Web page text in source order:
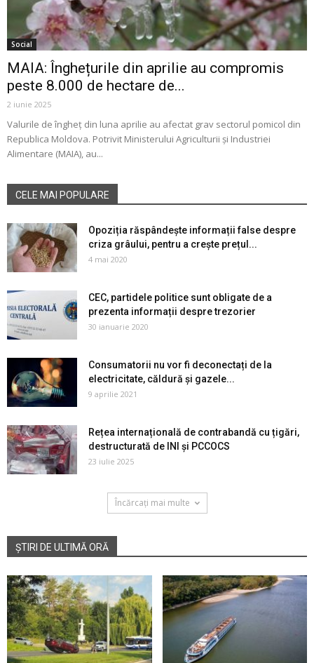
Social
MAIA: Înghețurile din aprilie au compromis
peste 8.000 de hectare de...
2 iunie 2025
Valurile de îngheț din luna aprilie au afectat grav sectorul pomicol din
Republica Moldova. Potrivit Ministerului Agriculturii și Industriei
Alimentare (MAIA), au...
CELE MAI POPULARE
Opoziția răspândește informații false despre
criza grâului, pentru a crește prețul...
4 mai 2020
CEC, partidele politice sunt obligate de a
prezenta informații despre trezorier
30 ianuarie 2020
Consumatorii nu vor fi deconectați de la
electricitate, căldură și gazele...
9 aprilie 2021
Rețea internațională de contrabandă cu țigări,
destructurată de INI și PCCOCS
23 iulie 2025
Încărcați mai multe
ȘTIRI DE ULTIMĂ ORĂ